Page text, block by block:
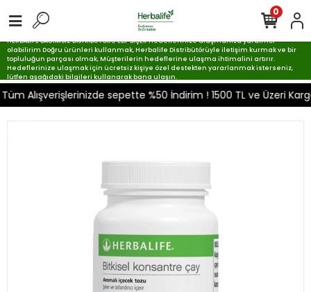
HERBALIFE BAĞIMSIZ DİSTRİBÜTÖRÜ ELİF BİÇER Hedeflerinize ulaşmanıza yardımcı
olabilirim Doğru ürünleri kullanmak, Herbalife Distribütörüyle iletişim kurmak ve bir
topluluğun parçası olmak, Müşterilerin hedeflerine ulaşma ihtimalini artırır.
Hedeflerinize ulaşmak için ücretsiz kişiye özel destekten yararlanmak isterseniz,
lütfen aşağıdaki bilgileri kullanarak bana ulaşın.
Alışverişlerinizde sepette %50 İndirim ! 1500 TL ve Üzeri
0